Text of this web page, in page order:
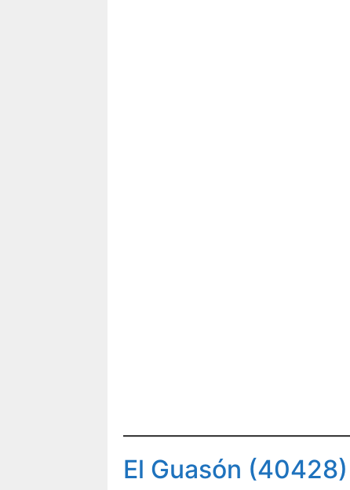
El Guasón (40428)